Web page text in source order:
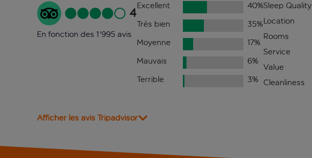
4
En fonction des 1'995 avis
Excellent 40%
Très bien
35%
Moyenne
17%
Mauvais
6%
Terrible
3%
Sleep Quality
Location
Rooms
Service
Value
Cleanliness
Afficher les avis Tripadvisor